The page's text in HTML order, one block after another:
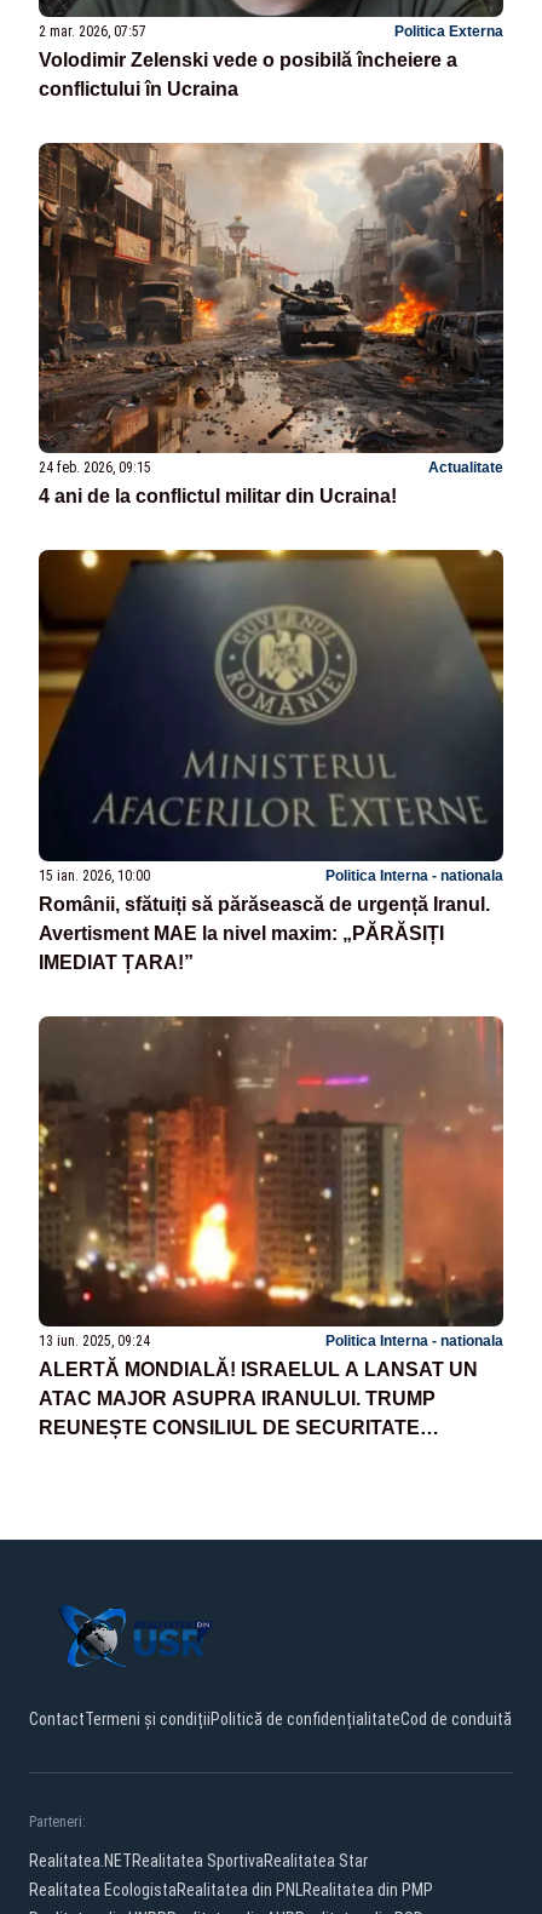
2 mar. 2026, 07:57 Politica Externa
Volodimir Zelenski vede o posibilă încheiere a
conflictului în Ucraina
24 feb. 2026, 09:15 Actualitate
4 ani de la conflictul militar din Ucraina!
15 ian. 2026, 10:00 Politica Interna - nationala
Românii, sfătuiți să părăsească de urgență Iranul.
Avertisment MAE la nivel maxim: „PĂRĂSIȚI
IMEDIAT ȚARA!”
13 iun. 2025, 09:24 Politica Interna - nationala
ALERTĂ MONDIALĂ! ISRAELUL A LANSAT UN
ATAC MAJOR ASUPRA IRANULUI. TRUMP
REUNEȘTE CONSILIUL DE SECURITATE
ContactTermeni și condițiiPolitică de confidențialitateCod de conduită
Parteneri:
Realitatea.NETRealitatea SportivaRealitatea Star
Realitatea EcologistaRealitatea din PNLRealitatea din PMP